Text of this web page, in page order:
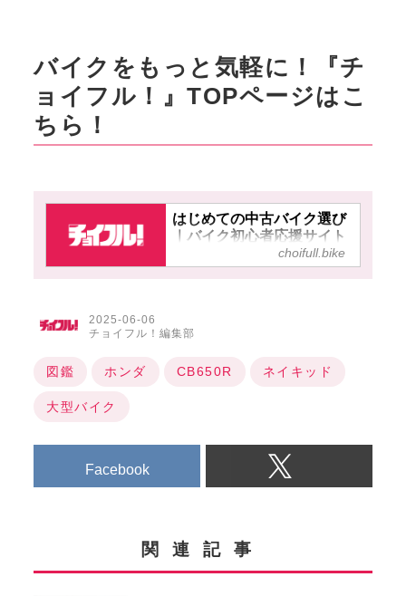
バイクをもっと気軽に！『チ
ョイフル！』TOPページはこ
ちら！
はじめての中古バイク選び
｜バイク初心者応援サイト
【チョイフル！】choifull.bike
2025-06-06
チョイフル！編集部
図鑑 ホンダ CB650R ネイキッド
大型バイク
Facebook
関連記事